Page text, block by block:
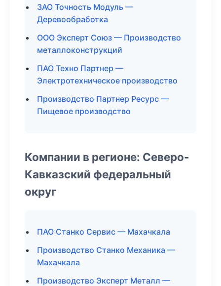
ЗАО Точность Модуль —
Деревообработка
ООО Эксперт Союз — Производство
металлоконструкций
ПАО Техно Партнер —
Электротехническое производство
Производство Партнер Ресурс —
Пищевое производство
Компании в регионе: Северо-
Кавказский федеральный
округ
ПАО Станко Сервис — Махачкала
Производство Станко Механика —
Махачкала
Производство Эксперт Металл —